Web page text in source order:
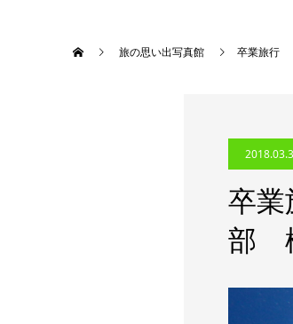
旅の思い出写真館 卒業旅行
卒
部